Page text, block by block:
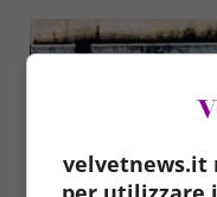
velvetnews.it